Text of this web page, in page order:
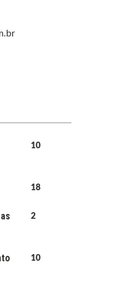
10
18
2
10